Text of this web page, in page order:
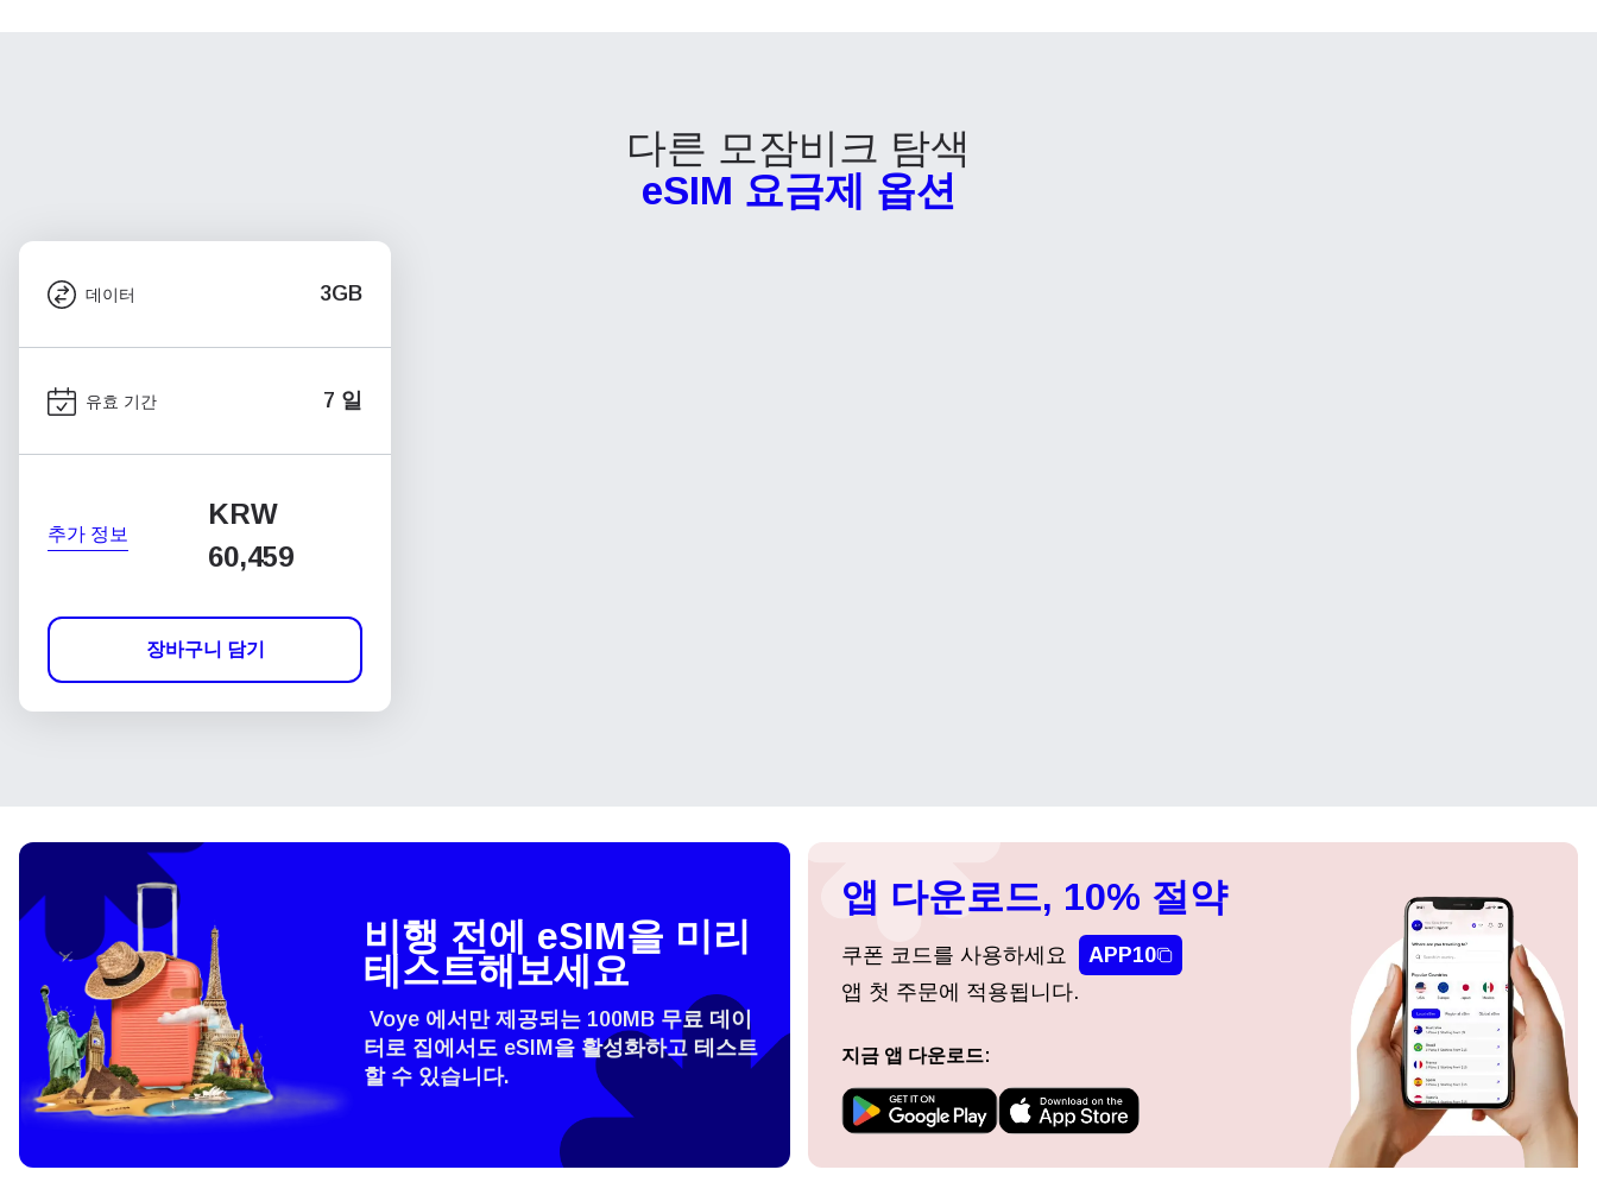
다른 모잠비크 탐색
eSIM 요금제 옵션
데이터 3GB
유효 기간 7 일
추가 정보
KRW
60,459
장바구니 담기
How do I get my eSim?
To get your eSIM, start by checking if your device supports eSIM
technology. Then, contact your mobile carrier to request an eSIM activation.
비행 전에 eSIM을 미리
테스트해보세요
Voye 에서만 제공되는 100MB 무료 데이
터로 집에서도 eSIM을 활성화하고 테스트
할 수 있습니다.
앱 다운로드, 10% 절약
쿠폰 코드를 사용하세요
APP10
앱 첫 주문에 적용됩니다.
지금 앱 다운로드:
로그인 또는 회원가입
계정을 계속 이용하거나 몇 초 만에 새로 만드세요.